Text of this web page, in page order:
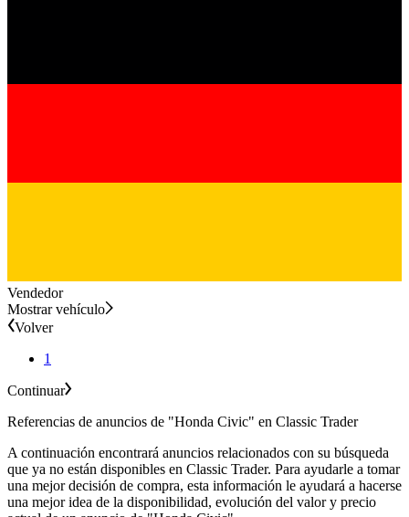
Vendedor
Mostrar vehículo
Volver
1
Continuar
Referencias de anuncios de "Honda Civic" en Classic Trader
A continuación encontrará anuncios relacionados con su búsqueda
que ya no están disponibles en Classic Trader. Para ayudarle a tomar
una mejor decisión de compra, esta información le ayudará a hacerse
una mejor idea de la disponibilidad, evolución del valor y precio